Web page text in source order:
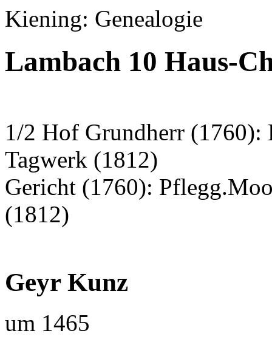
Kiening: Genealogie
Lambach 10 Haus-
1/2 Hof Grundherr (1760):
Tagwerk (1812)
Gericht (1760):
(1812)
Geyr Kunz
um 1465